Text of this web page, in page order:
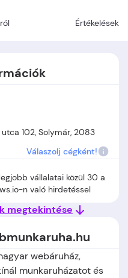
Értékelések
102, Solymár, 2083
Válaszolj cégként!
vállalatai közül 30 a
n való hirdetéssel
megtekintése
webáruház,
munkaruházatot és